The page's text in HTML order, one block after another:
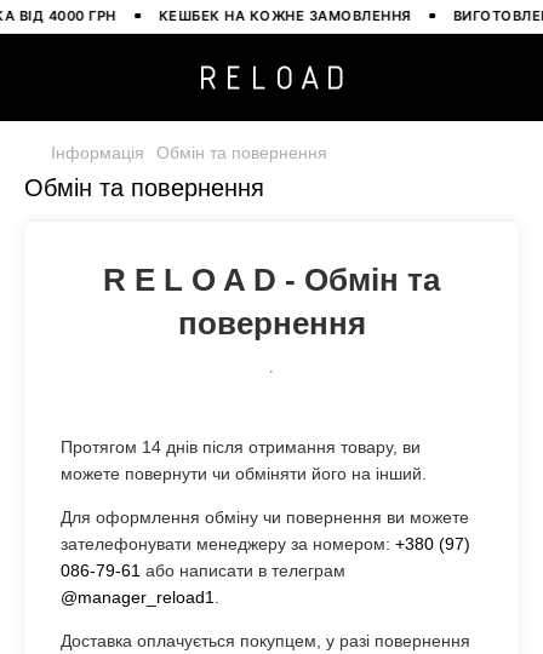
4000 ГРН КЕШБЕК НА КОЖНЕ ЗАМОВЛЕННЯ
Інформація Обмін та повернення
Обмін та повернення
R E L O A D - Обмін та
повернення
Протягом 14 днів після отримання товару, ви
можете повернути чи обміняти його на інший.
Для оформлення обміну чи повернення ви можете
зателефонувати менеджеру за номером:+380 (97)
086-79-61 або написати в телеграм
@manager_reload1
Доставка оплачується покупцем, у разі повернення